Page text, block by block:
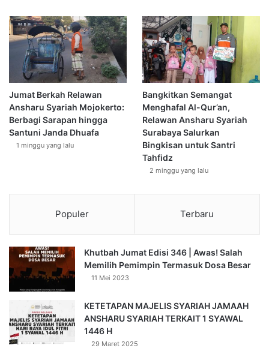
Jumat Berkah Relawan
Ansharu Syariah Mojokerto:
Berbagi Sarapan hingga
Santuni Janda Dhuafa
1 minggu yang lalu
Bangkitkan Semangat
Menghafal Al-Qur’an,
Relawan Ansharu Syariah
Surabaya Salurkan
Bingkisan untuk Santri
Tahfidz
2 minggu yang lalu
Populer Terbaru
Khutbah Jumat Edisi 346 | Awas! Salah
Memilih Pemimpin Termasuk Dosa Besar
11 Mei 2023
KETETAPAN MAJELIS SYARIAH JAMAAH
ANSHARU SYARIAH TERKAIT 1 SYAWAL
1446 H
29 Maret 2025